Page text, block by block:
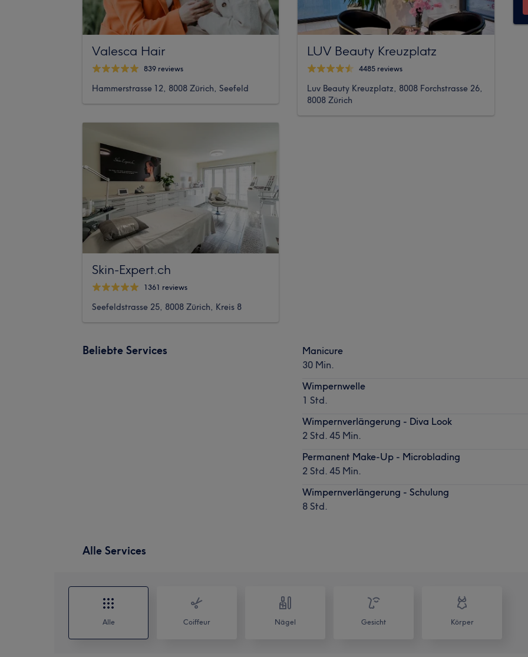
Valesca Hair
839 reviews
Hammerstrasse 12, 8008 Zürich, Seefeld
Skin-Expert.ch
1361 reviews
Seefeldstrasse 25, 8008 Zürich, Kreis 8
LUV Beauty Kreuzplatz
4485 reviews
Luv Beauty Kreuzplatz, 8008 Forchstrasse 26,
8008 Zürich
Beliebte Services
Manicure
30 Min.
Wimpernwelle
1 Std.
Wimpernverlängerung - Diva Look
2 Std. 45 Min.
Permanent Make-Up - Microblading
2 Std. 45 Min.
Wimpernverlängerung - Schulung
8 Std.
Alle Services
Alle Coiffeur Nägel Gesicht Körper